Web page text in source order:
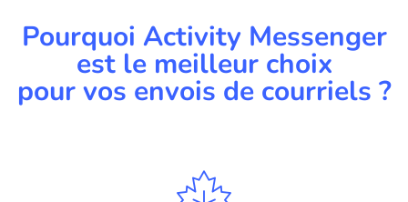
Pourquoi Activity Messenger
est le meilleur choix
pour vos envois de courriels ?